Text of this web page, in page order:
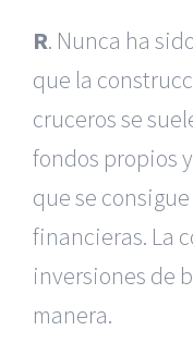
R. Nunca ha
que la
cruceros se
fondos propios
que se
financieras. La
inversiones de
manera.